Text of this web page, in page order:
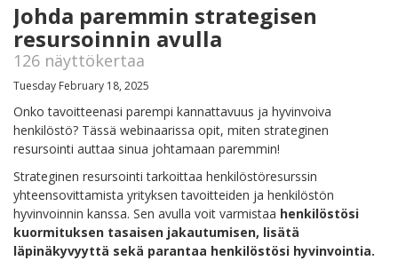
Johda paremmin strategisen
resursoinnin avulla
126 näyttökertaa
Tuesday February 18, 2025
Onko tavoitteenasi parempi kannattavuus ja hyvinvoiva
henkilöstö? Tässä webinaarissa opit, miten strateginen
resursointi auttaa sinua johtamaan paremmin!
Strateginen resursointi tarkoittaa henkilöstöresurssin
yhteensovittamista yrityksen tavoitteiden ja henkilöstön
hyvinvoinnin kanssa. Sen avulla voit varmistaa henkilöstösi
kuormituksen tasaisen jakautumisen, lisätä
läpinäkyvyyttä sekä parantaa henkilöstösi hyvinvointia.